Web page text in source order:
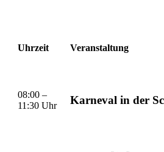
Uhrzeit Veranstaltung
08:00 –
11:30 Uhr
Karneval in der